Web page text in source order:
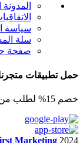
المدونة
سياسة
سلة
صفحة
حمل تطبيقات
خصم 15% لطلب من التطبيق
Marketing 2024